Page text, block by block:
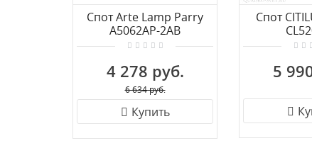
Спот Arte Lamp Parry
A5062AP-2AB
4 278 руб.
6 634 руб.
Купить
Спот
5